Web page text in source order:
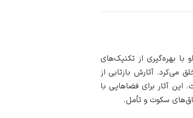
با بهره‌گیری از تکنیک‌های
آثارش بازتابی از
این آثار برای فضاهایی با
سکوت و تأمل.